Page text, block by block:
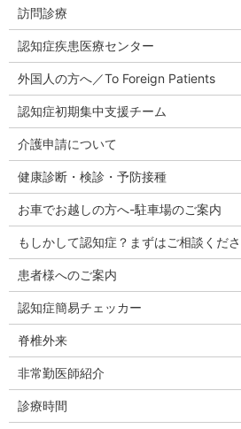
訪問診療
認知症疾患医療センター
外国人の方へ／To Foreign Patients
認知症初期集中支援チーム
介護申請について
健康診断・検診・予防接種
お車でお越しの方へ-駐車場のご案内
もしかして認知症？まずはご相談くだ
患者様へのご案内
認知症簡易チェッカー
脊椎外来
非常勤医師紹介
診療時間